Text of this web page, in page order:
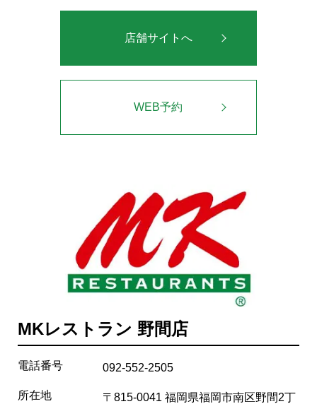
店舗サイトへ
WEB予約
MKレストラン 野間店
電話番号 092-552-2505
所在地
〒815-0041 福岡県福岡市南区野間2丁